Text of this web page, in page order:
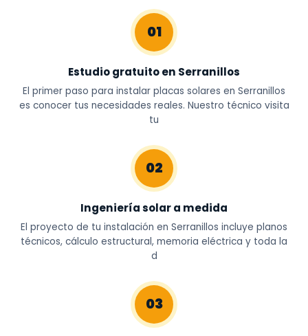
01
Estudio gratuito en Serranillos
El primer paso para instalar placas solares en Serranillos
es conocer tus necesidades reales. Nuestro técnico visita
tu
02
Ingeniería solar a medida
El proyecto de tu instalación en Serranillos incluye planos
técnicos, cálculo estructural, memoria eléctrica y toda la
d
03